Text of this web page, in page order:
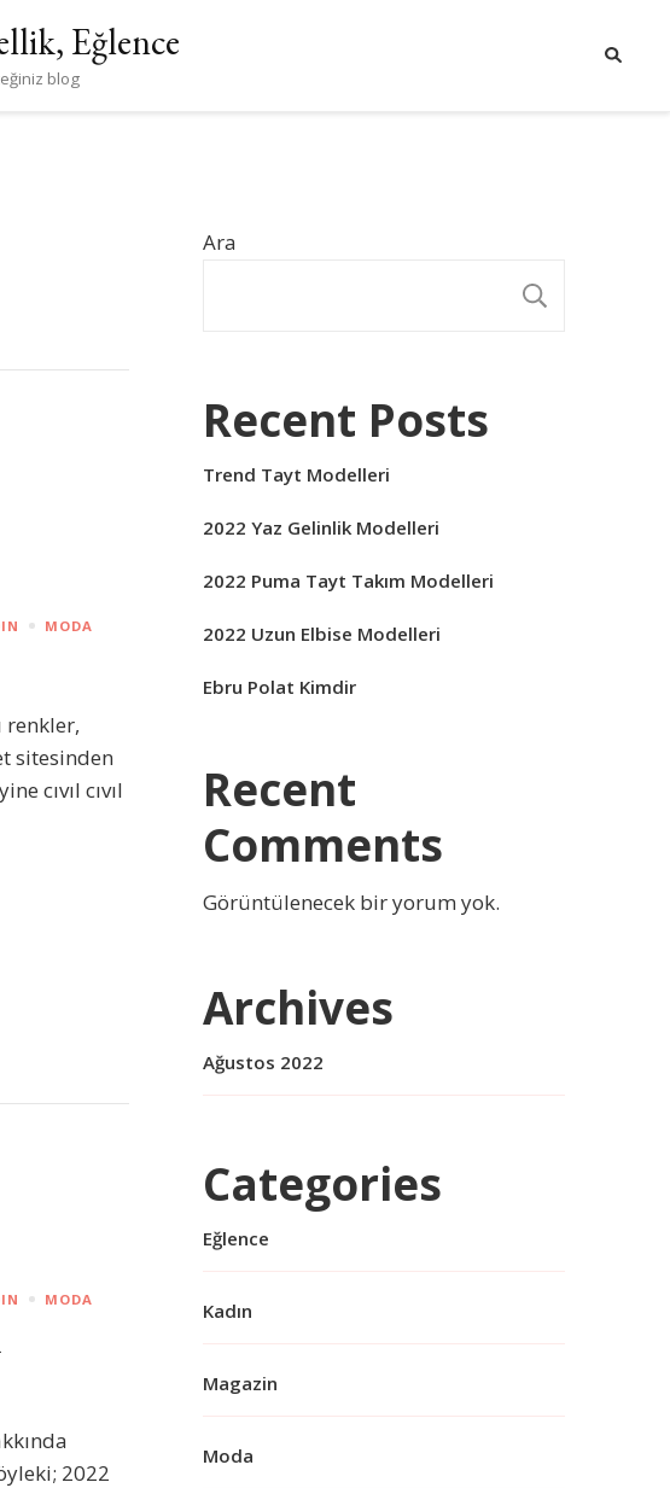
Eğlence
blog
MODA
renkler,
sitesinden
cıvıl cıvıl
MODA
2022
Ara
Recent Posts
Trend Tayt Modelleri
2022 Yaz Gelinlik Modelleri
2022 Puma Tayt Takım Modelleri
2022 Uzun Elbise Modelleri
Ebru Polat Kimdir
Recent
Comments
Görüntülenecek bir yorum yok.
Archives
Ağustos 2022
Categories
Eğlence
Kadın
Magazin
Moda